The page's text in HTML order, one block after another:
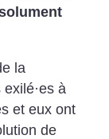
la
à
et eux ont
de